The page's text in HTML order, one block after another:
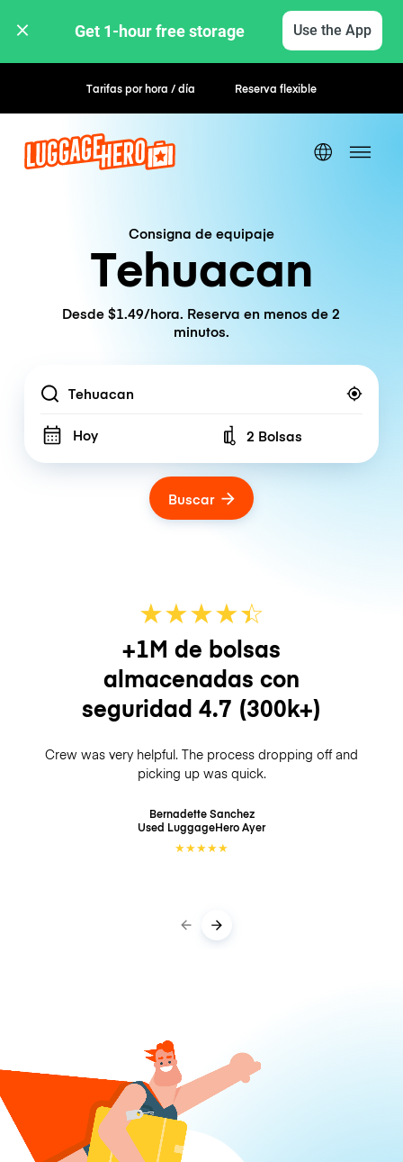
Get 1-hour free storage Use the App
Tarifas por hora / día Reserva flexible
Consigna de equipaje
Tehuacan
Desde $1.49/hora. Reserva en menos de 2
minutos.
Location
Hoy Number of bags
2 Bolsas
Buscar
★★★★☆
★
+1M de bolsas
almacenadas con
seguridad 4.7 (300k+)
Crew was very helpful. The process dropping off and
picking up was quick.
Bernadette Sanchez
Used LuggageHeroAyer
★★★★★